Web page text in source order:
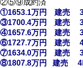
②⑤⑨成約済
①1653.1万円 建売
③1700.4万円 建売
④1657.6万円 建売
⑥1727.7万円 建売
⑦1634.0万円 建売
⑧1807.8万円 建売